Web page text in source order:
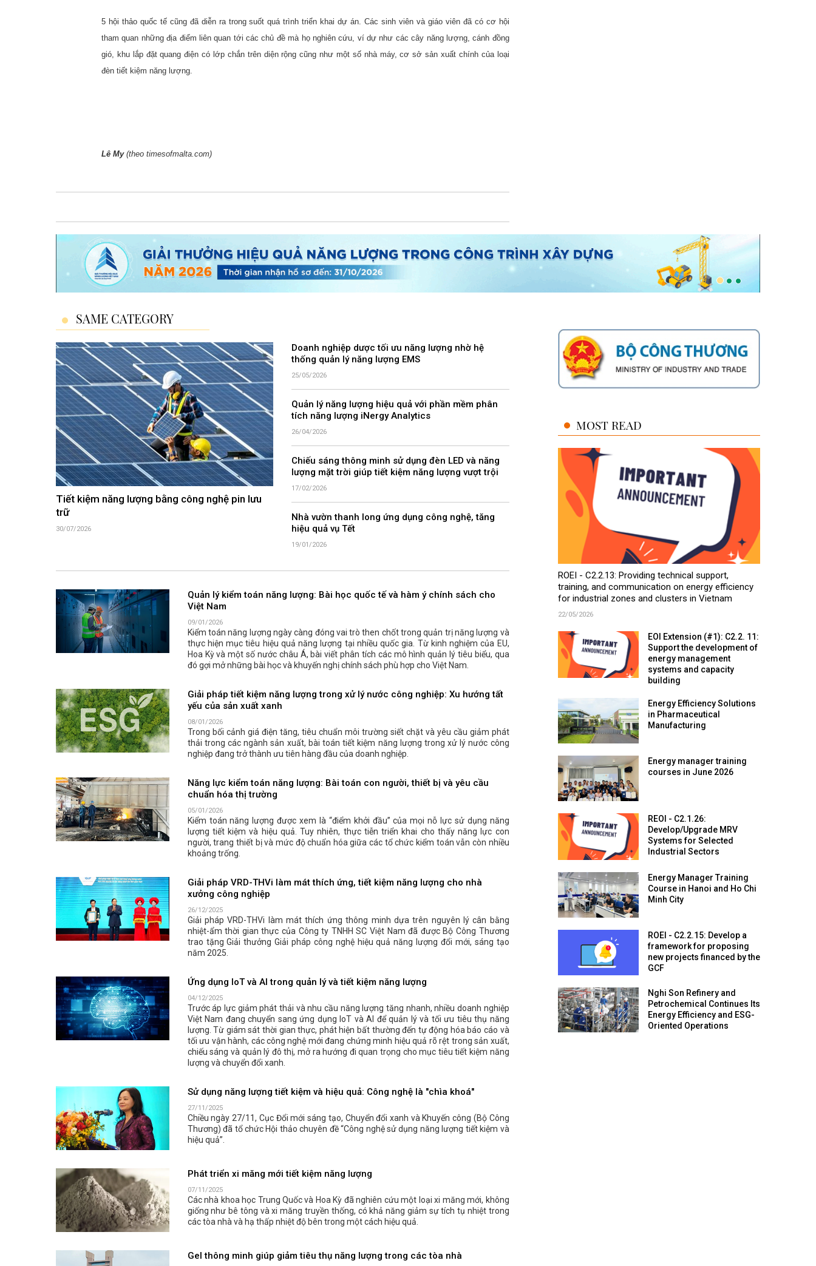
5 hội thảo quốc tế cũng đã diễn ra trong suốt quá trình triển khai dự án. Các sinh viên và giáo viên đã có cơ hội
tham quan những địa điểm liên quan tới các chủ đề mà họ nghiên cứu, ví dự như các cây năng lượng, cánh đồng
gió, khu lắp đặt quang điện có lớp chắn trên diện rộng cũng như một số nhà máy, cơ sở sản xuất chính của loại
đèn tiết kiệm năng lượng.
Lê My (theo timesofmalta.com)
SAME CATEGORY
Tiết kiệm năng lượng bằng công nghệ pin lưu
trữ
30/07/2026
Doanh nghiệp dược tối ưu năng lượng nhờ hệ
thống quản lý năng lượng EMS
25/05/2026
Quản lý năng lượng hiệu quả với phần mềm phân
tích năng lượng iNergy Analytics
26/04/2026
Chiếu sáng thông minh sử dụng đèn LED và năng
lượng mặt trời giúp tiết kiệm năng lượng vượt trội
17/02/2026
Nhà vườn thanh long ứng dụng công nghệ, tăng
hiệu quả vụ Tết
19/01/2026
Quản lý kiểm toán năng lượng: Bài học quốc tế và hàm ý chính sách cho
Việt Nam
09/01/2026
Kiểm toán năng lượng ngày càng đóng vai trò then chốt trong quản trị năng lượng và
thực hiện mục tiêu hiệu quả năng lượng tại nhiều quốc gia. Từ kinh nghiệm của EU,
Hoa Kỳ và một số nước châu Á, bài viết phân tích các mô hình quản lý tiêu biểu, qua
đó gợi mở những bài học và khuyến nghị chính sách phù hợp cho Việt Nam.
Giải pháp tiết kiệm năng lượng trong xử lý nước công nghiệp: Xu hướng tất
yếu của sản xuất xanh
08/01/2026
Trong bối cảnh giá điện tăng, tiêu chuẩn môi trường siết chặt và yêu cầu giảm phát
thải trong các ngành sản xuất, bài toán tiết kiệm năng lượng trong xử lý nước công
nghiệp đang trở thành ưu tiên hàng đầu của doanh nghiệp.
Năng lực kiểm toán năng lượng: Bài toán con người, thiết bị và yêu cầu
chuẩn hóa thị trường
05/01/2026
Kiểm toán năng lượng được xem là “điểm khởi đầu” của mọi nỗ lực sử dụng năng
lượng tiết kiệm và hiệu quả. Tuy nhiên, thực tiễn triển khai cho thấy năng lực con
người, trang thiết bị và mức độ chuẩn hóa giữa các tổ chức kiểm toán vẫn còn nhiều
khoảng trống.
Giải pháp VRD-THVi làm mát thích ứng, tiết kiệm năng lượng cho nhà
xưởng công nghiệp
26/12/2025
Giải pháp VRD-THVi làm mát thích ứng thông minh dựa trên nguyên lý cân bằng
nhiệt-ẩm thời gian thực của Công ty TNHH SC Việt Nam đã được Bộ Công Thương
trao tặng Giải thưởng Giải pháp công nghệ hiệu quả năng lượng đổi mới, sáng tạo
năm 2025.
Ứng dụng IoT và AI trong quản lý và tiết kiệm năng lượng
04/12/2025
Trước áp lực giảm phát thải và nhu cầu năng lượng tăng nhanh, nhiều doanh nghiệp
Việt Nam đang chuyển sang ứng dụng IoT và AI để quản lý và tối ưu tiêu thụ năng
lượng. Từ giám sát thời gian thực, phát hiện bất thường đến tự động hóa báo cáo và
tối ưu vận hành, các công nghệ mới đang chứng minh hiệu quả rõ rệt trong sản xuất,
chiếu sáng và quản lý đô thị, mở ra hướng đi quan trọng cho mục tiêu tiết kiệm năng
lượng và chuyển đổi xanh.
Sử dụng năng lượng tiết kiệm và hiệu quả: Công nghệ là "chìa khoá"
27/11/2025
Chiều ngày 27/11, Cục Đổi mới sáng tạo, Chuyển đổi xanh và Khuyến công (Bộ Công
Thương) đã tổ chức Hội thảo chuyên đề “Công nghệ sử dụng năng lượng tiết kiệm và
hiệu quả”.
Phát triển xi măng mới tiết kiệm năng lượng
07/11/2025
Các nhà khoa học Trung Quốc và Hoa Kỳ đã nghiên cứu một loại xi măng mới, không
giống như bê tông và xi măng truyền thống, có khả năng giảm sự tích tụ nhiệt trong
các tòa nhà và hạ thấp nhiệt độ bên trong một cách hiệu quả.
Gel thông minh giúp giảm tiêu thụ năng lượng trong các tòa nhà
MOST READ
ROEI - C2.2.13: Providing technical support,
training, and communication on energy efficiency
for industrial zones and clusters in Vietnam
22/05/2026
EOI Extension (#1): C2.2. 11:
Support the development of
energy management
systems and capacity
building
Energy Efficiency Solutions
in Pharmaceutical
Manufacturing
Energy manager training
courses in June 2026
REOI - C2.1.26:
Develop/Upgrade MRV
Systems for Selected
Industrial Sectors
Energy Manager Training
Course in Hanoi and Ho Chi
Minh City
ROEI - C2.2.15: Develop a
framework for proposing
new projects financed by the
GCF
Nghi Son Refinery and
Petrochemical Continues Its
Energy Efficiency and ESG-
Oriented Operations